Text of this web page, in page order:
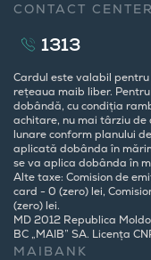
CONTACT CENTER
1313
Cardul este valabil
rețeaua maib liber.
dobândă, cu condiția
achitare, nu mai târziu de
lunare conform planului
aplicată dobânda în
se va aplica dobânda în
Alte taxe: Comision de
card - 0 (zero) lei,
(zero) lei.
MD 2012 Republica
BC „MAIB” SA. Licența
MAIBANK